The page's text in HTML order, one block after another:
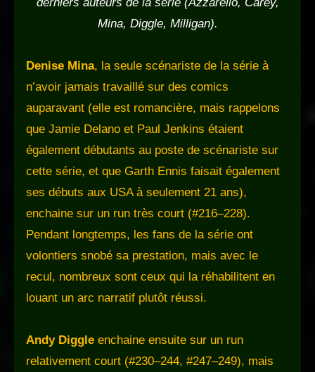
Mina, Diggle, Milligan).
Denise Mina, la seule scénariste de la série à
n’avoir jamais travaillé sur des comics
auparavant (elle est romancière, mais rappelons
que Jamie Delano et Paul Jenkins étaient
également débutants au poste de scénariste sur
cette série, et que Garth Ennis faisait également
ses débuts aux USA à seulement 21 ans),
enchaine sur un run très court (#216–228).
Pendant longtemps, les fans de la série ont
volontiers snobé sa prestation, mais avec le
recul, nombreux sont ceux qui la réhabilitent en
louant un arc narratif plutôt réussi.
Andy Diggle enchaine ensuite sur un run
relativement court (#230–244, #247–249), mais